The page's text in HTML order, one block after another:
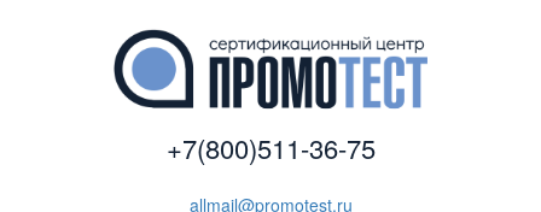
+7(800)511-36-75
allmail@promotest.ru